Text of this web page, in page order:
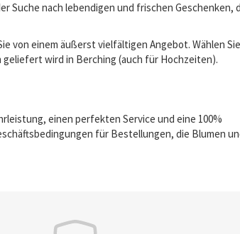
Suche nach lebendigen und frischen Geschenken,
von einem äußerst vielfältigen Angebot. Wählen
wird in Berching (auch für Hochzeiten).
einen perfekten Service und eine 100%
für Bestellungen, die Blumen